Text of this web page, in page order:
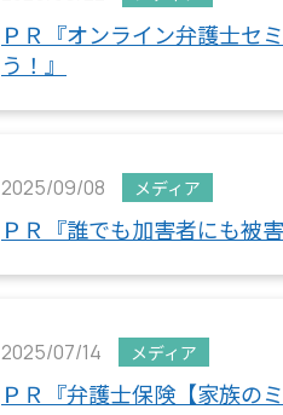
ＰＲ『オンライン弁護士セ
う！』
2025/09/08 メディア
ＰＲ『誰でも加害者にも被
2025/07/14 メディア
ＰＲ『弁護士保険【家族の